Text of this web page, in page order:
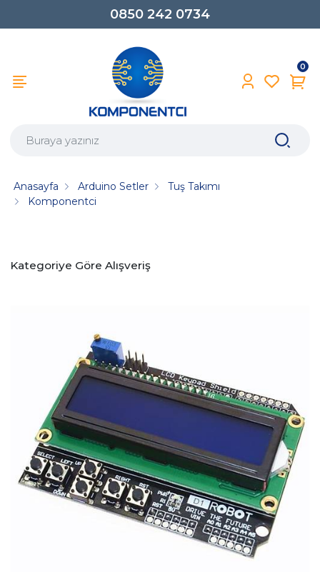
0850 242 0734
0
Anasayfa Arduino Setler
Tuş Takımı
Komponentci
Kategoriye Göre Alışveriş